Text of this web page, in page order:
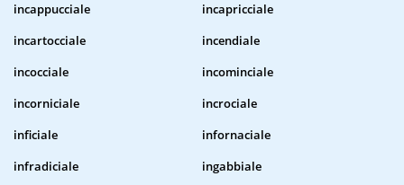
incappucciale
incapricciale
incartocciale
incendiale
incocciale
incominciale
incorniciale
incrociale
inficiale
infornaciale
infradiciale
ingabbiale